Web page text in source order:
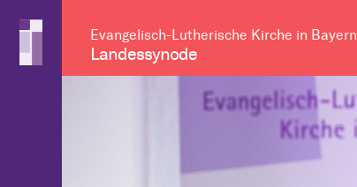
Evangelisch-Lutherische Kirche in Bayern
Landessynode